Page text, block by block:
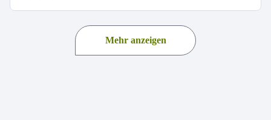
Mehr anzeigen